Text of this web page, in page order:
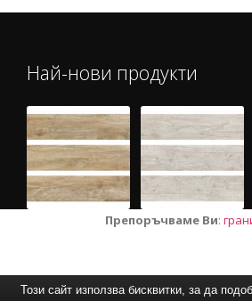
Най-нови продукти
Препоръчваме Ви:
Този сайт използва бисквитки, за да